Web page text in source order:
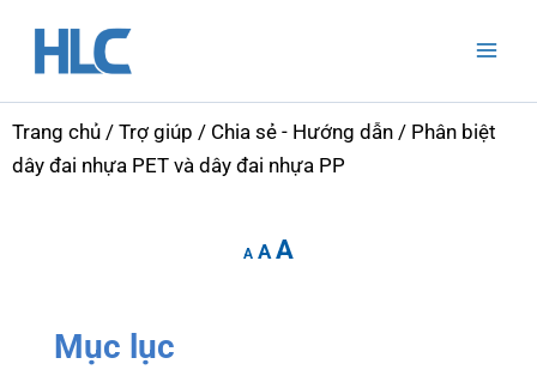
Trang chủ / Trợ giúp / Chia sẻ - Hướng dẫn / Phân biệt
dây đai nhựa PET và dây đai nhựa PP
Afont
Afont
Afont
Mục lục